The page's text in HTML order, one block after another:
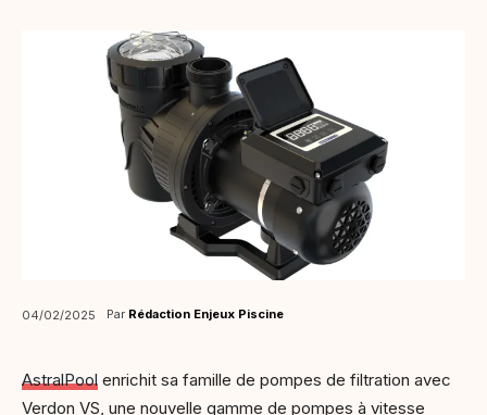
04/02/2025 Par Rédaction Enjeux Piscine
AstralPool enrichit sa famille de pompes de filtration avec
Verdon VS, une nouvelle gamme de pompes à vitesse